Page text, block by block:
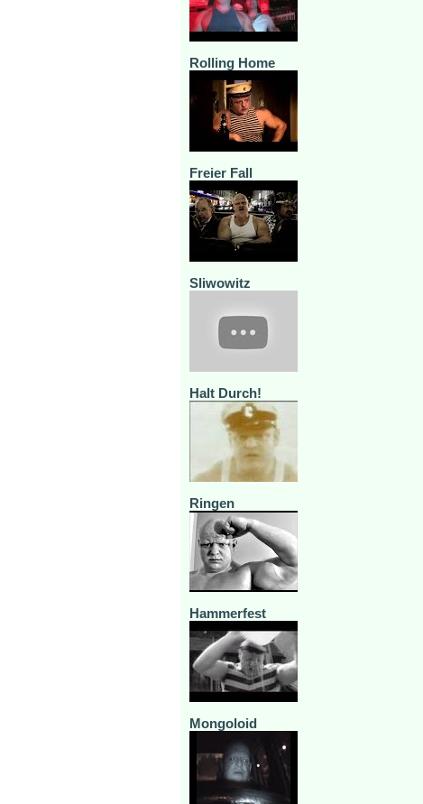
Rolling Home
Freier Fall
Sliwowitz
Halt Durch!
Ringen
Hammerfest
Mongoloid